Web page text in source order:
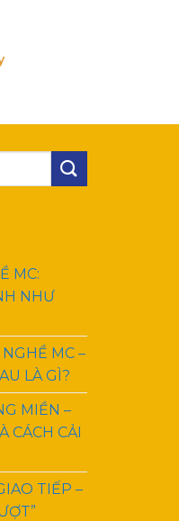
MC:
NHƯ
MC –
LÀ GÌ?
MIỀN –
CÁCH CẢI
TIẾP –